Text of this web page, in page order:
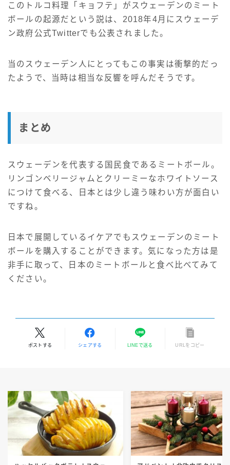
このトルコ料理「キョフテ」がスウェーデンのミート
ボールの起源だという説は、2018年4月にスウェーデ
ン政府公式Twitterでも公表されました。
当のスウェーデン人にとってもこの事実は衝撃的だっ
たようで、当時は相当な反響を呼んだそうです。
まとめ
スウェーデンを代表する国民食であるミートボール。
リンゴンベリージャムとクリーミーなホワイトソース
につけて食べる、日本とは少し違う味わい方が面白い
ですね。
日本で展開しているイケアでもスウェーデンのミート
ボールを購入することができます。気になった方は是
非手に取って、日本のミートボールと食べ比べてみて
ください。
ポストする シェアする LINEで送る URLをコピー